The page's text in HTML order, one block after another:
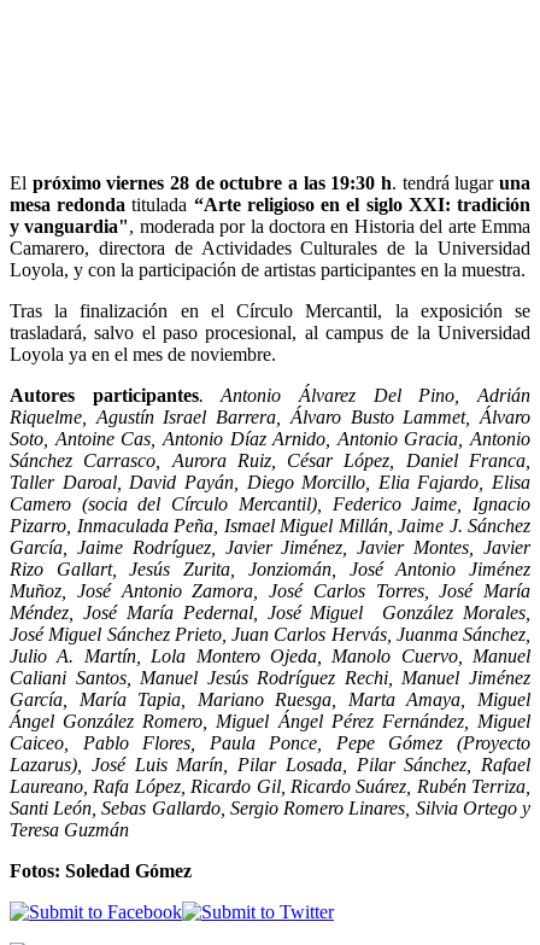
El próximo viernes 28 de octubre a las 19:30 h. tendrá lugaruna
mesa redondatitulada “Arte religioso en el siglo XXI: tradición
y vanguardia", moderada por la doctora en Historia del arte Emma
Camarero, directora de Actividades Culturales de la Universidad
Loyola, y con la participación de artistas participantes en la muestra.
Tras la finalización en el Círculo Mercantil, la exposición se
trasladará, salvo el paso procesional, al campus de la Universidad
Loyola ya en el mes de noviembre.
Autores participantes. Antonio Álvarez Del Pino, Adrián
Riquelme, Agustín Israel Barrera, Álvaro Busto Lammet, Álvaro
Soto, Antoine Cas, Antonio Díaz Arnido, Antonio Gracia, Antonio
Sánchez Carrasco, Aurora Ruiz, César López, Daniel Franca,
Taller Daroal, David Payán, Diego Morcillo, Elia Fajardo, Elisa
Camero (socia del Círculo Mercantil), Federico Jaime, Ignacio
Pizarro, Inmaculada Peña, Ismael Miguel Millán, Jaime J. Sánchez
García, Jaime Rodríguez, Javier Jiménez, Javier Montes, Javier
Rizo Gallart, Jesús Zurita, Jonziomán, José Antonio Jiménez
Muñoz, José Antonio Zamora, José Carlos Torres, José María
Méndez, José María Pedernal, José Miguel González Morales,
José Miguel Sánchez Prieto, Juan Carlos Hervás, Juanma Sánchez,
Julio A. Martín, Lola Montero Ojeda, Manolo Cuervo, Manuel
Caliani Santos, Manuel Jesús Rodríguez Rechi, Manuel Jiménez
García, María Tapia, Mariano Ruesga, Marta Amaya, Miguel
Ángel González Romero, Miguel Ángel Pérez Fernández, Miguel
Caiceo, Pablo Flores, Paula Ponce, Pepe Gómez (Proyecto
Lazarus), José Luis Marín, Pilar Losada, Pilar Sánchez, Rafael
Laureano, Rafa López, Ricardo Gil, Ricardo Suárez, Rubén Terriza,
Santi León, Sebas Gallardo, Sergio Romero Linares, Silvia Ortego y
Teresa Guzmán
Fotos: Soledad Gómez